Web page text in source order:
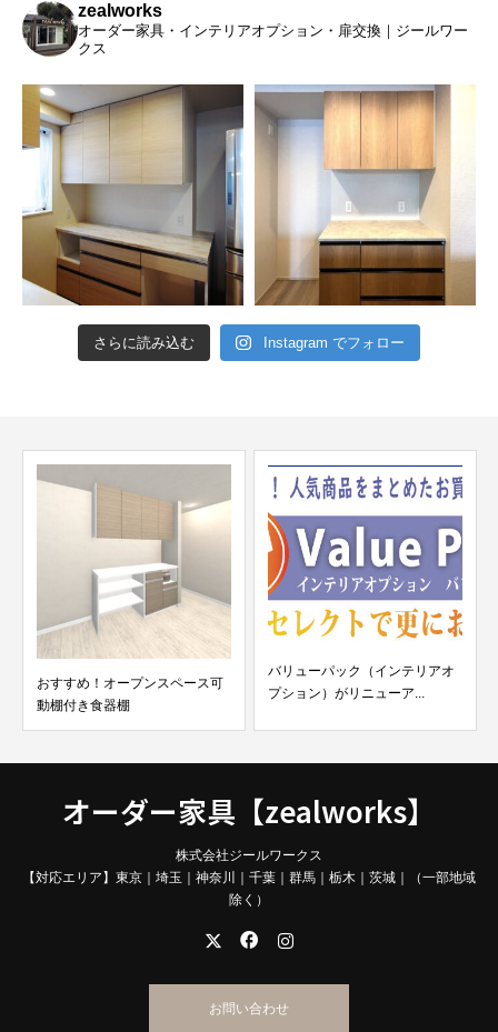
zealworks
オーダー家具・インテリアオプション・扉交換｜ジールワー
クス
さらに読み込む Instagram でフォロー
おすすめ！オープンスペース可
動棚付き食器棚
バリューパック（インテリアオ
プション）がリニューア...
オーダー家具【zealworks】
株式会社ジールワークス
【対応エリア】東京｜埼玉｜神奈川｜千葉｜群馬｜栃木｜茨城｜（一部地域
除く）
お問い合わせ